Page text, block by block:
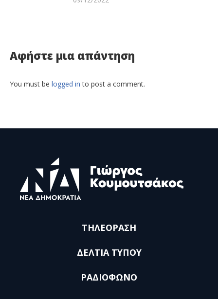
Αφήστε μια απάντηση
You must be logged in to post a comment.
ΤΗΛΕΟΡΑΣΗ
ΔΕΛΤΙΑ ΤΥΠΟΥ
ΡΑΔΙΟΦΩΝΟ